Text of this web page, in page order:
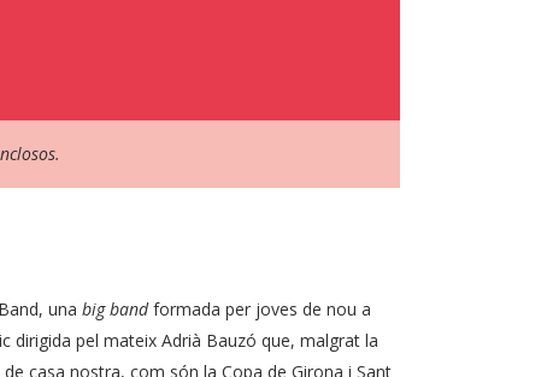
una big bandformada per joves de nou a
dirigida pel mateix Adrià Bauzó que, malgrat la
casa nostra, com són la Copa de Girona i Sant